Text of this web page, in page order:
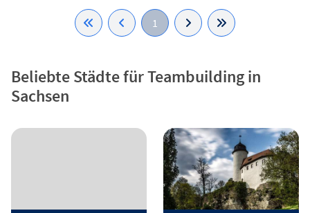
1
Beliebte Städte für Teambuilding in
Sachsen